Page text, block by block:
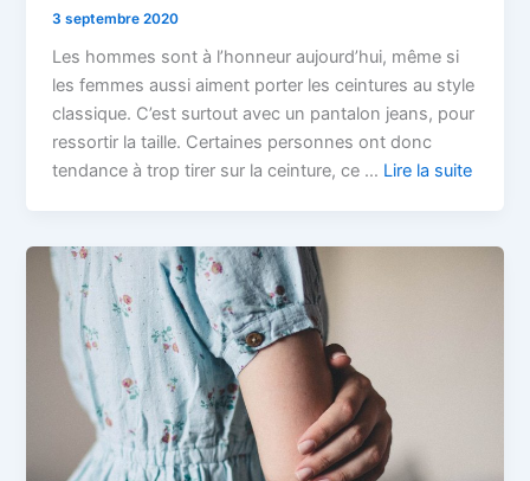
3 septembre 2020
Les hommes sont à l’honneur aujourd’hui, même si
les femmes aussi aiment porter les ceintures au style
classique. C’est surtout avec un pantalon jeans, pour
ressortir la taille. Certaines personnes ont donc
tendance à trop tirer sur la ceinture, ce … Lire la suite